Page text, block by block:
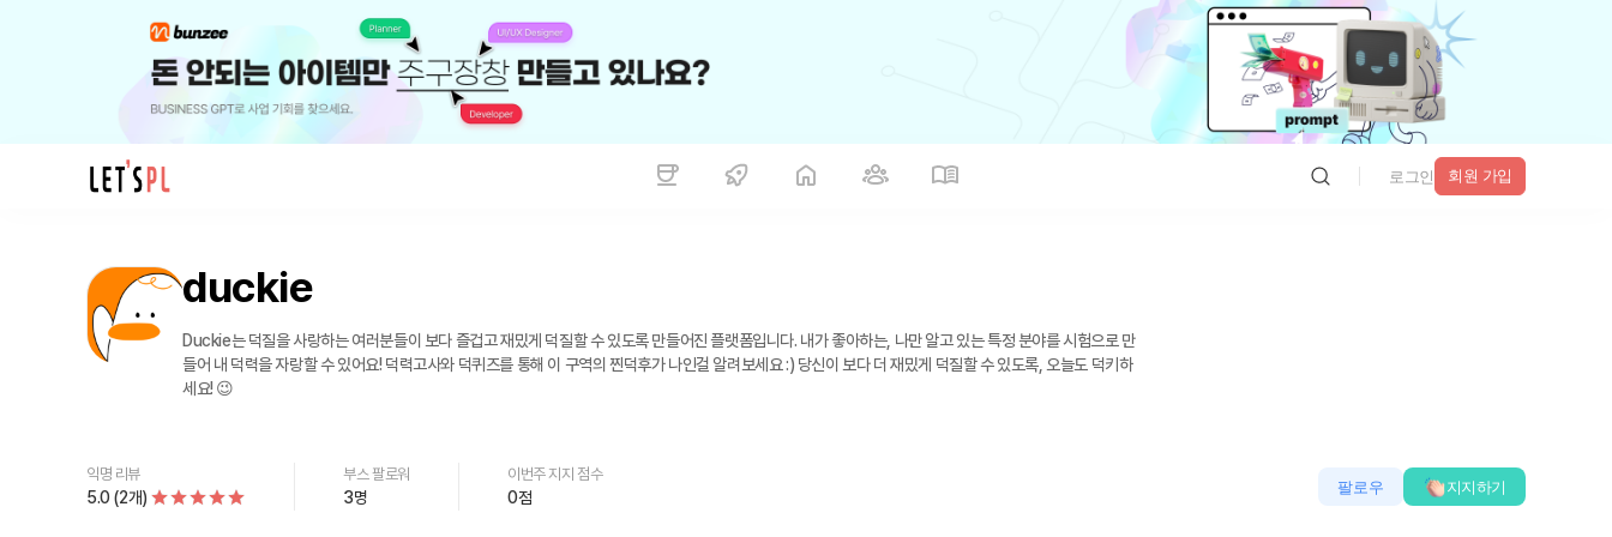
로그인 회원 가입
duckie
Duckie는 덕질을 사랑하는 여러분들이 보다 즐겁고 재밌게 덕질할 수 있도록 만들어진 플랫폼입니다. 내가 좋아하는, 나만 알고 있는 특정 분야를 시험으로 만
들어 내 덕력을 자랑할 수 있어요! 덕력고사와 덕퀴즈를 통해 이 구역의 찐덕후가 나인걸 알려보세요 :) 당신이 보다 더 재밌게 덕질할 수 있도록, 오늘도 덕키하
세요! 😉
익명 리뷰
5.0(2개)
부스 팔로워
3명
이번주 지지 점수
0점
팔로우 지지하기